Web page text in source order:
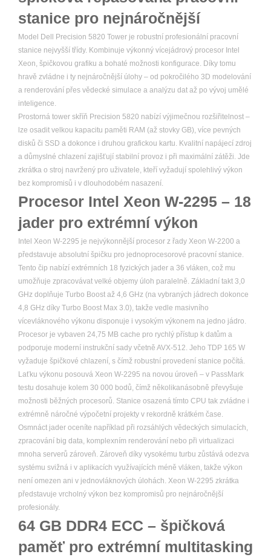
stanice pro nejnáročnější
Model Dell Precision 5820 Tower je robustní profesionální pracovní
stanice nejvyšší třídy. Kombinuje výkonný vícejádrový procesor Intel
Xeon, špičkovou grafiku a bohaté možnosti konfigurace. Díky tomu
hravě zvládne i ty nejnáročnější úlohy – od pokročilého 3D modelování
a renderování přes vědecké simulace a analýzu dat až po vývoj umělé
inteligence.
Prostorná tower skříň Precision 5820 nabízí výjimečnou rozšiřitelnost –
lze osadit velkou kapacitu paměti RAM (až stovky GB), více pevných
disků či SSD a dokonce i druhou grafickou kartu. Kvalitní napájecí zdroj
a důmyslné chlazení zajišťují stabilní provoz i při maximální zátěži. Jde
zkrátka o stroj navržený pro uživatele, kteří vyžadují spolehlivý výkon
bez kompromisů i v dlouhodobém nasazení.
Procesor Intel Xeon W-2295 – 18
jader pro extrémní výkon
Intel Xeon W-2295 je nejvýkonnější procesor z řady Xeon W-2200 a
představuje absolutní špičku pro jednoprocesorové pracovní stanice.
Tento čip nabízí extrémních 18 fyzických jader a 36 vláken, což mu
umožňuje zpracovávat velké objemy úloh paralelně. Základní takt 3,0
GHz doplňuje Turbo Boost až 4,6 GHz (na vybraných jádrech dokonce
4,8 GHz díky Turbo Boost Max 3.0), takže vedle masivního
vícevláknového výkonu disponuje i vysokým výkonem na jedno jádro.
Procesor je vybaven 24,75 MB cache pro rychlý přístup k datům a
podporuje moderní instrukční sady včetně AVX-512. Jeho TDP 165 W
vyžaduje špičkové chlazení, s čímž robustní provedení stanice počítá.
Laťku výkonu posouvá Xeon W-2295 na novou úroveň – v PassMark
testu dosahuje kolem 30 000 bodů, čímž několikanásobně převyšuje
možnosti běžných procesorů. Stanice osazená tímto CPU tak zvládne i
extrémně náročné výpočetní projekty v rekordně krátkém čase.
Osmnáct jader oceníte například při rozsáhlých vědeckých simulacích,
zpracování big data, komplexním renderování nebo při virtualizaci
mnoha serverů zároveň. Zároveň díky vysokému turbu zůstává odezva
systému svižná i v aplikacích využívajících méně vláken, takže výkon
není omezen ani v jednovláknových úlohách. Xeon W-2295 zkrátka
představuje vrcholný výkon bez kompromisů pro nejnáročnější
profesionály.
64 GB DDR4 ECC – špičková
paměť pro extrémní multitasking